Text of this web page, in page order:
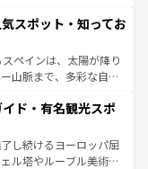
やアマルフィ海岸の絶
光の合間には、本場の
料理を堪能することも
、すべての瞬間を楽し
ンツ一覧を参照してほ
スポット・知ってお
ペインは、太陽が降り
山脈まで、多彩な自然
フラメンコ、熱気あふ
生活の一部となってい
囲気や、バルセロナの
古代ローマ遺跡や中世
ド・有名観光スポ
し続けるヨーロッパ屈
ル塔やルーブル美術館